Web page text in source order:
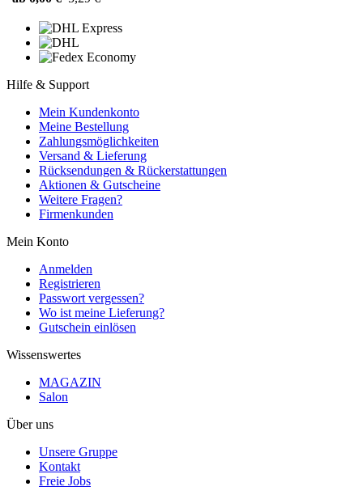
Hilfe & Support
Mein Kundenkonto
Meine Bestellung
Zahlungsmöglichkeiten
Versand & Lieferung
Rücksendungen & Rückerstattungen
Aktionen & Gutscheine
Weitere Fragen?
Firmenkunden
Mein Konto
Anmelden
Registrieren
Passwort vergessen?
Wo ist meine Lieferung?
Gutschein einlösen
Wissenswertes
MAGAZIN
Salon
Über uns
Unsere Gruppe
Kontakt
Freie Jobs